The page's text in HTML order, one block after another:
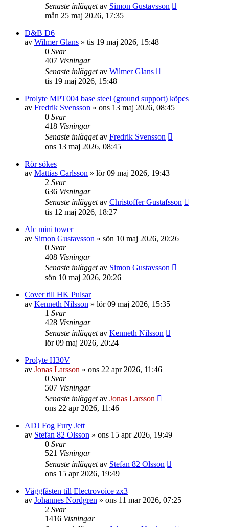
Senaste inläggetav Simon Gustavsson
mån 25 maj 2026, 17:35
D&B D6
av Wilmer Glans » tis 19 maj 2026, 15:48
0 Svar
407 Visningar
Senaste inläggetav Wilmer Glans
tis 19 maj 2026, 15:48
Prolyte MPT004 base steel (ground support) köpes
av Fredrik Svensson » ons 13 maj 2026, 08:45
0 Svar
418 Visningar
Senaste inläggetav Fredrik Svensson
ons 13 maj 2026, 08:45
Rör sökes
av Mattias Carlsson » lör 09 maj 2026, 19:43
2 Svar
636 Visningar
Senaste inläggetav Christoffer Gustafsson
tis 12 maj 2026, 18:27
Alc mini tower
av Simon Gustavsson » sön 10 maj 2026, 20:26
0 Svar
408 Visningar
Senaste inläggetav Simon Gustavsson
sön 10 maj 2026, 20:26
Cover till HK Pulsar
av Kenneth Nilsson » lör 09 maj 2026, 15:35
1 Svar
428 Visningar
Senaste inläggetav Kenneth Nilsson
lör 09 maj 2026, 20:24
Prolyte H30V
av Jonas Larsson » ons 22 apr 2026, 11:46
0 Svar
507 Visningar
Senaste inläggetav Jonas Larsson
ons 22 apr 2026, 11:46
ADJ Fog Fury Jett
av Stefan 82 Olsson » ons 15 apr 2026, 19:49
0 Svar
521 Visningar
Senaste inläggetav Stefan 82 Olsson
ons 15 apr 2026, 19:49
Väggfästen till Electrovoice zx3
av Johannes Nordgren » ons 11 mar 2026, 07:25
2 Svar
1416 Visningar